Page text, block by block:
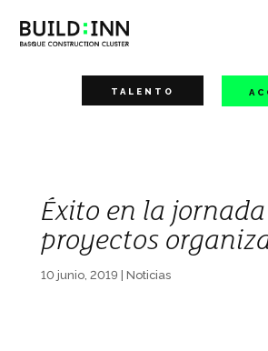
TALENTO
Éxito en la
proyectos
10 junio, 2019 Noticias